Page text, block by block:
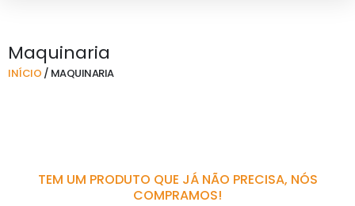
Maquinaria
INÍCIO / MAQUINARIA
TEM UM PRODUTO QUE JÁ NÃO PRECISA, NÓS
COMPRAMOS!